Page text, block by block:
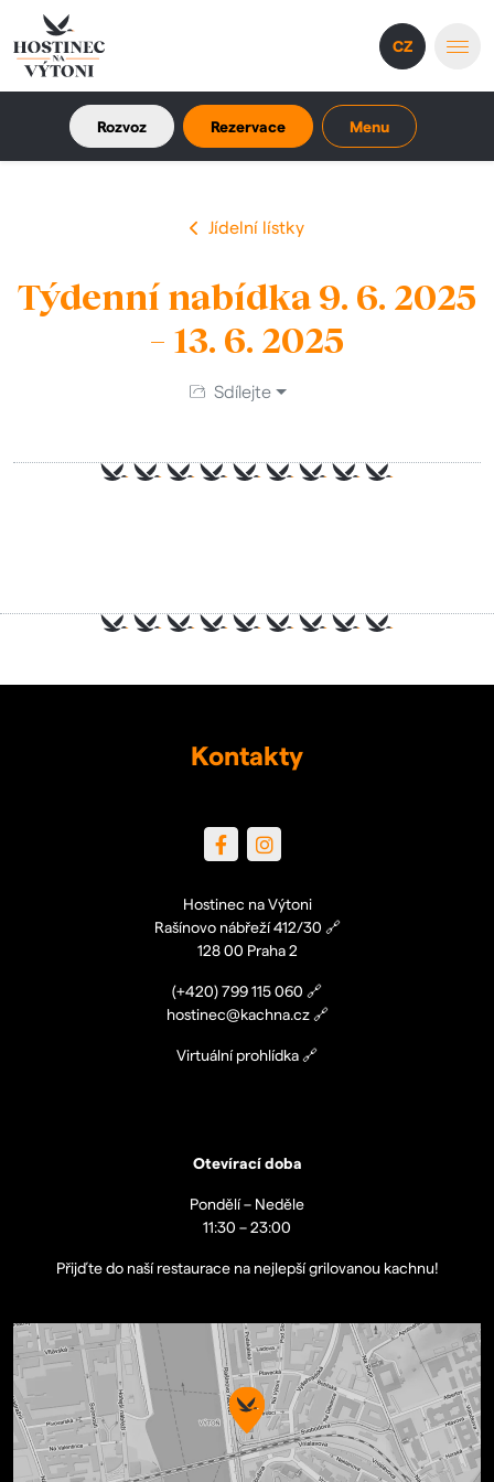
CZ
Rozvoz Rezervace Menu
Jídelní lístky
Týdenní nabídka 9. 6. 2025
– 13. 6. 2025
Sdílejte
Kontakty
Hostinec na Výtoni
Rašínovo nábřeží 412/30 🔗
128 00 Praha 2
(+420)799 115 060 🔗
hostinec@kachna.cz🔗
Virtuální prohlídka 🔗
Otevírací doba
Pondělí – Neděle
11:30 – 23:00
Přijďte do naší restaurace na nejlepší grilovanou kachnu!